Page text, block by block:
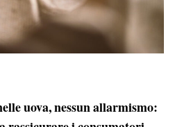
uova, nessun allarmismo: